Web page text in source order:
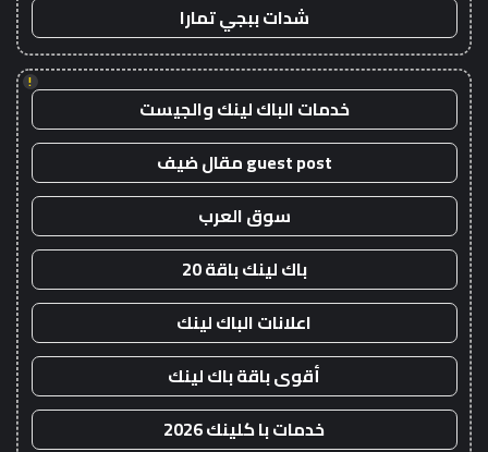
شدات ببجي تمارا
!
خدمات الباك لينك والجيست
guest post مقال ضيف
سوق العرب
باك لينك باقة 20
اعلانات الباك لينك
أقوى باقة باك لينك
خدمات با كلينك 2026